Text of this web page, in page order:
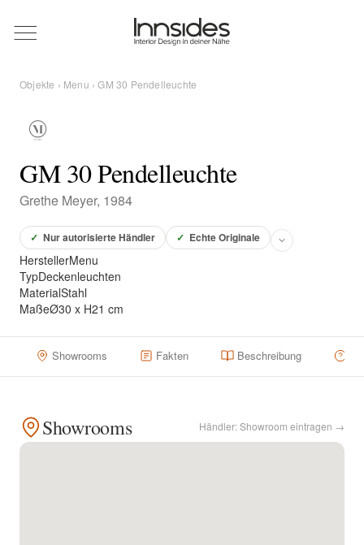
Magazin
Showrooms
Objekte
Über uns
Für Händler
Objekte › Menu › GM 30 Pendelleuchte
GM 30 Pendelleuchte
Grethe Meyer, 1984
✓ Nur autorisierte Händler ✓ Echte Originale
HerstellerMenu
TypDeckenleuchten
MaterialStahl
MaßeØ30 x H21 cm
Showrooms Fakten Beschreibung
Showrooms Händler: Showroom eintragen →